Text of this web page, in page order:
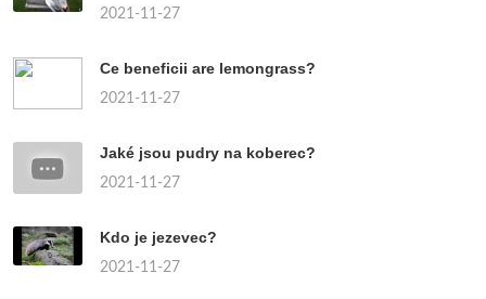
2021-11-27
Ce beneficii are lemongrass?
2021-11-27
Jaké jsou pudry na koberec?
2021-11-27
Kdo je jezevec?
2021-11-27